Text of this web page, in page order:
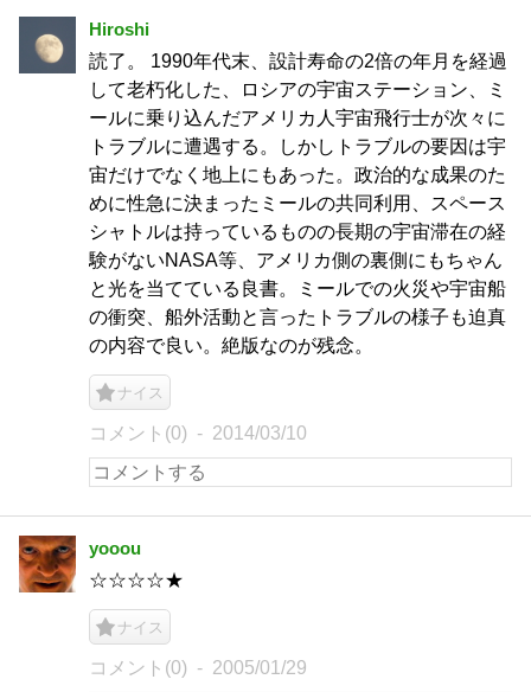
Hiroshi
読了。 1990年代末、設計寿命の2倍の年月を経過
して老朽化した、ロシアの宇宙ステーション、ミ
ールに乗り込んだアメリカ人宇宙飛行士が次々に
トラブルに遭遇する。しかしトラブルの要因は宇
宙だけでなく地上にもあった。政治的な成果のた
めに性急に決まったミールの共同利用、スペース
シャトルは持っているものの長期の宇宙滞在の経
験がないNASA等、アメリカ側の裏側にもちゃん
と光を当てている良書。ミールでの火災や宇宙船
の衝突、船外活動と言ったトラブルの様子も迫真
の内容で良い。絶版なのが残念。
ナイス
コメント(0) 2014/03/10
yooou
☆☆☆☆★
ナイス
コメント(0) 2005/01/29